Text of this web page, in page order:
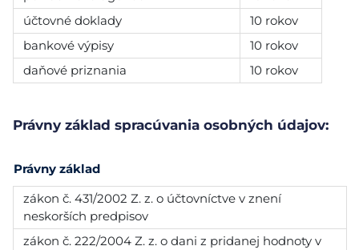
účtovné doklady
10 rokov
bankové výpisy
10 rokov
daňové priznania
10 rokov
Právny základ spracúvania osobných údajov:
Právny základ
zákon č. 431/2002 Z. z. o účtovníctve v znení
neskorších predpisov
zákon č. 222/2004 Z. z. o dani z pridanej hodnoty v